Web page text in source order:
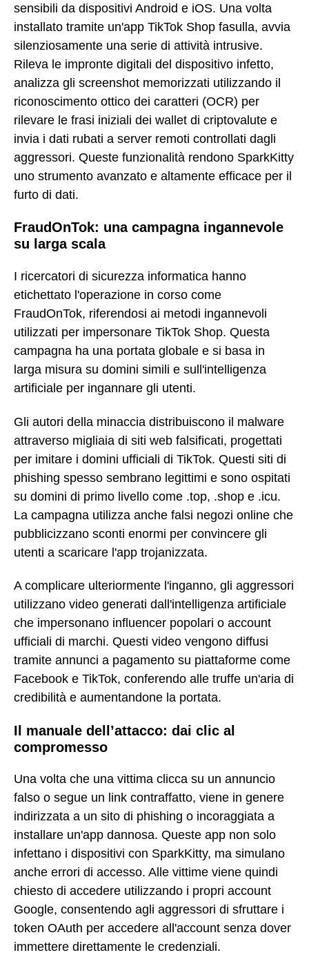
sensibili da dispositivi Android e iOS. Una volta
installato tramite un'app TikTok Shop fasulla, avvia
silenziosamente una serie di attività intrusive.
Rileva le impronte digitali del dispositivo infetto,
analizza gli screenshot memorizzati utilizzando il
riconoscimento ottico dei caratteri (OCR) per
rilevare le frasi iniziali dei wallet di criptovalute e
invia i dati rubati a server remoti controllati dagli
aggressori. Queste funzionalità rendono SparkKitty
uno strumento avanzato e altamente efficace per il
furto di dati.
FraudOnTok: una campagna ingannevole
su larga scala
I ricercatori di sicurezza informatica hanno
etichettato l'operazione in corso come
FraudOnTok, riferendosi ai metodi ingannevoli
utilizzati per impersonare TikTok Shop. Questa
campagna ha una portata globale e si basa in
larga misura su domini simili e sull'intelligenza
artificiale per ingannare gli utenti.
Gli autori della minaccia distribuiscono il malware
attraverso migliaia di siti web falsificati, progettati
per imitare i domini ufficiali di TikTok. Questi siti di
phishing spesso sembrano legittimi e sono ospitati
su domini di primo livello come .top, .shop e .icu.
La campagna utilizza anche falsi negozi online che
pubblicizzano sconti enormi per convincere gli
utenti a scaricare l'app trojanizzata.
A complicare ulteriormente l'inganno, gli aggressori
utilizzano video generati dall'intelligenza artificiale
che impersonano influencer popolari o account
ufficiali di marchi. Questi video vengono diffusi
tramite annunci a pagamento su piattaforme come
Facebook e TikTok, conferendo alle truffe un'aria di
credibilità e aumentandone la portata.
Il manuale dell’attacco: dai clic al
compromesso
Una volta che una vittima clicca su un annuncio
falso o segue un link contraffatto, viene in genere
indirizzata a un sito di phishing o incoraggiata a
installare un'app dannosa. Queste app non solo
infettano i dispositivi con SparkKitty, ma simulano
anche errori di accesso. Alle vittime viene quindi
chiesto di accedere utilizzando i propri account
Google, consentendo agli aggressori di sfruttare i
token OAuth per accedere all'account senza dover
immettere direttamente le credenziali.